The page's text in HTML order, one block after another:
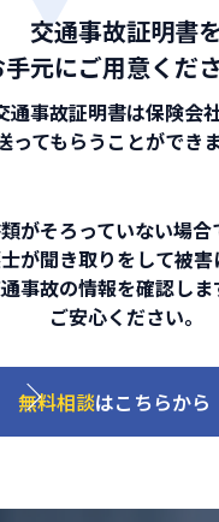
交通事故証明書を
元にご用意くださ
通事故証明書は保険会
ってもらうことができま
がそろっていない場合
が聞き取りをして被害
事故の情報を確認しま
ご安心ください。
無料相談はこちらから